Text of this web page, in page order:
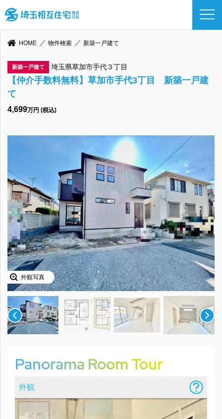
HOME 物件検索 新築一戸建て
新築一戸建て 埼玉県草加市手代３丁目
【仲介手数料無料】草加市手代3丁目 新築一戸建
て
4,699万円 (税込)
外観写真
Panorama Room Tour